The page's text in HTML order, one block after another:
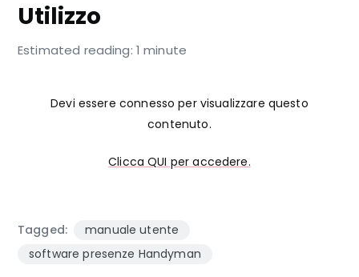
Utilizzo
Estimated reading: 1 minute
Devi essere connesso per visualizzare questo
contenuto.
Clicca QUI per accedere.
Tagged:
manuale utente
software presenze Handyman